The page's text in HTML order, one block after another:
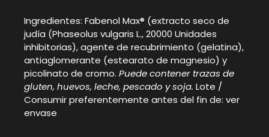
Ingredientes: Fabenol Max® (extracto seco de
judía (Phaseolus vulgaris L., 20000 Unidades
inhibitorias), agente de recubrimiento (gelatina),
antiaglomerante (estearato de magnesio) y
picolinato de cromo. Puede contener trazas de
gluten, huevos, leche, pescado y soja. Lote /
Consumir preferentemente antes del fin de: ver
envase